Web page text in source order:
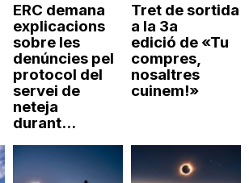
ERC demana
explicacions
sobre les
denúncies pel
protocol del
servei de
neteja
durant...
Tret de sortida
a la 3a
edició de «Tu
compres,
nosaltres
cuinem!»